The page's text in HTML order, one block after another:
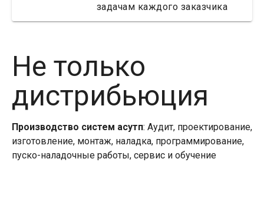
задачам каждого заказчика
Не только
дистрибьюция
Производство систем асутп: Аудит, проектирование,
изготовление, монтаж, наладка, программирование,
пуско-наладочные работы, сервис и обучение